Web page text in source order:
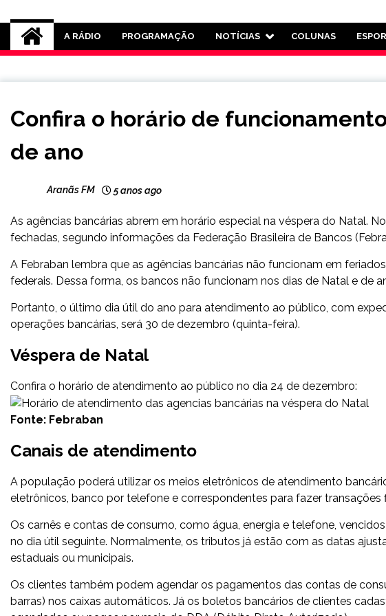
Rádio Aranãs 105.3
A RÁDIO PROGRAMAÇÃO NOTÍCIAS COLUNAS
NOTÍCIAS
Confira o horário de
de ano
Aranãs FM 5 anos ago
As agências bancárias abrem em horário especial na véspera do Natal.
fechadas, segundo informações da Federação Brasileira de Bancos
A Febraban lembra que as agências bancárias não funcionam em
federais. Dessa forma, os bancos não funcionam nos dias de Natal e de
Portanto, o último dia útil do ano para atendimento ao público, com
operações bancárias, será 30 de dezembro (quinta-feira).
Véspera de Natal
Confira o horário de atendimento ao público no dia 24 de dezembro:
Fonte: Febraban
Canais de atendimento
A população poderá utilizar os meios eletrônicos de atendimento
eletrônicos, banco por telefone e correspondentes para fazer transações
Os carnês e contas de consumo, como água, energia e telefone,
no dia útil seguinte. Normalmente, os tributos já estão com as datas
estaduais ou municipais.
Os clientes também podem agendar os pagamentos das contas de
barras) nos caixas automáticos. Já os boletos bancários de clientes